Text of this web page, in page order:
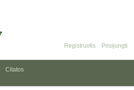
Prisijungti
Registruotis
Citatos